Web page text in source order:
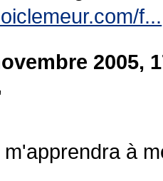
f...
2005,
à